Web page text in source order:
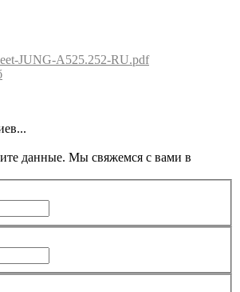
JUNG-A525.252-RU.pdf
данные. Мы свяжемся с вами в